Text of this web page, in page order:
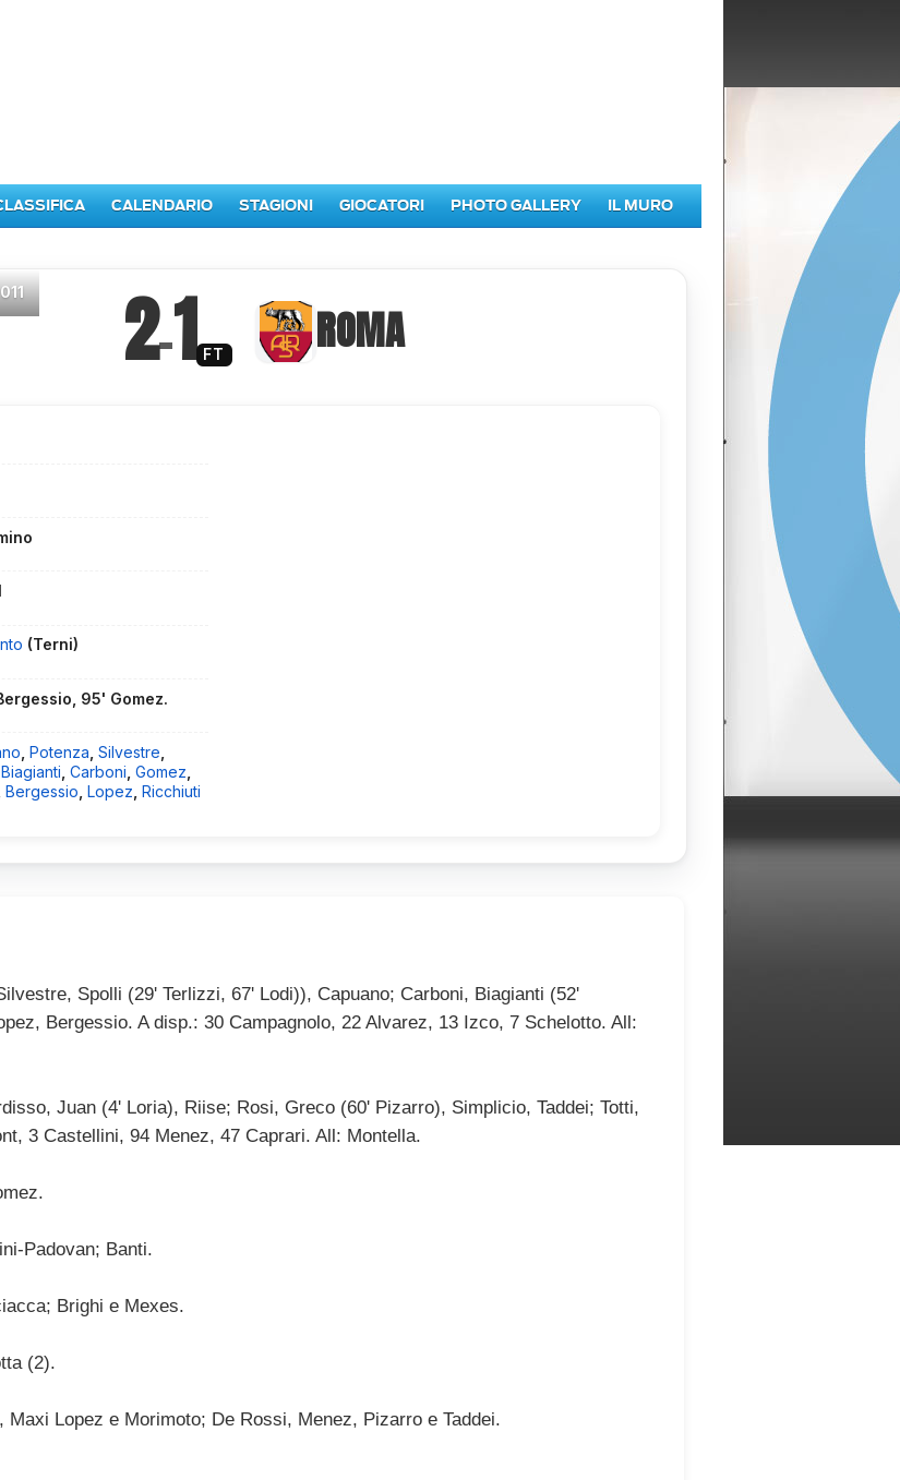
CALENDARIO STAGIONI GIOCATORI PHOTO GALLERY IL MURO
2–1 FT ROMA
(Terni)
95' Gomez.
,Potenza ,Silvestre
,Biagianti ,Carboni ,Gomez
,Bergessio ,Lopez ,Ricchiuti
Spolli (29' Terlizzi, 67' Lodi)), Capuano; Carboni, Biagianti (52'
Bergessio. A disp.: 30 Campagnolo, 22 Alvarez, 13 Izco, 7 Schelotto. All:
Juan (4' Loria), Riise; Rosi, Greco (60' Pizarro), Simplicio, Taddei; Totti,
3 Castellini, 94 Menez, 47 Caprari. All: Montella.
Padovan; Banti.
Brighi e Mexes.
(2).
Maxi Lopez e Morimoto; De Rossi, Menez, Pizarro e Taddei.